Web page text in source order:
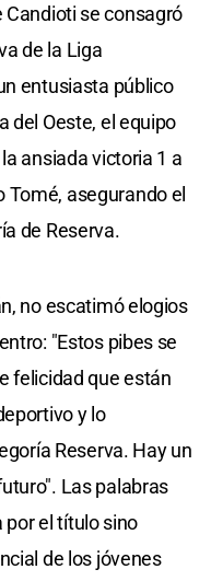
se consagró
de la Liga
entusiasta público
del Oeste, el equipo
ansiada victoria 1 a
Tomé, asegurando el
de Reserva.
no escatimó elogios
"Estos pibes se
felicidad que están
y lo
Reserva. Hay un
Las palabras
por el título sino
de los jóvenes